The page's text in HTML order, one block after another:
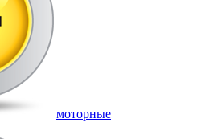
моторные